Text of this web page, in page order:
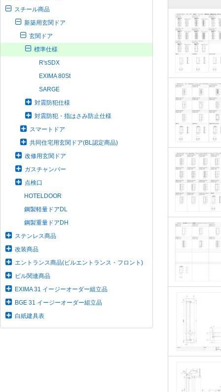
スチール商品
新築用玄関ドア
玄関ドア
標準仕様
R'sSDX
EXIMA 80St
SARGE
対震防犯仕様
対震防犯・指はさみ防止仕様
スマートドア
共同住宅用玄関ドア(BL認定商品)
改修用玄関ドア
ガスチャンバー
点検口
HOTELDOOR
鋼製軽量ドアDL
鋼製重量ドアDH
ステンレス商品
改装商品
エントランス商品(ビルエントランス・フロント)
ビル関連商品
EXIMA 31 イージーオーダー組立品
BGE 31 イージーオーダー組立品
白紙建具表